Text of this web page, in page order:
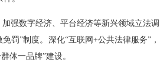
强数字经济、平台经济等新兴领域立法调
罚”制度。深化“互联网+公共法律服务”，
体一品牌”建设。